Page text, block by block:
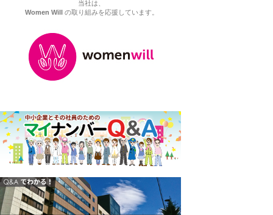
当社は、
Women Will
の取り組みを応援しています。